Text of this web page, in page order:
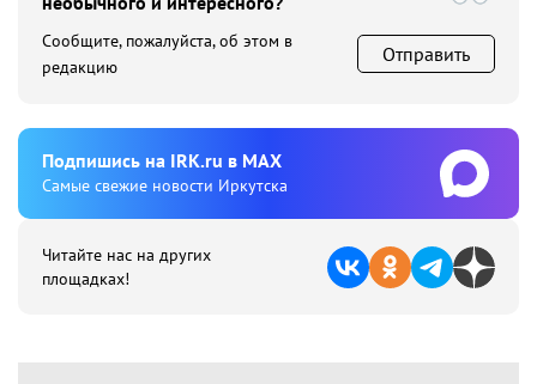
Сообщите, пожалуйста, об этом в
редакцию
Отправить
Подпишиcь на IRK.ru в MAX
Cамые свежие новости Иркутска
Читайте нас на других
площадках!